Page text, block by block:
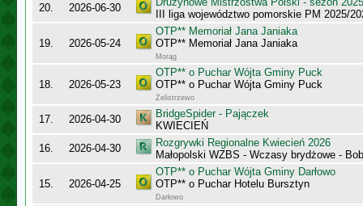
20. 2026-06-30
III liga województwo pomorskie PM 2025/
19. 2026-05-24
OTP** Memoriał Jana Janiaka
OTP** Memoriał Jana Janiaka
Morąg
18. 2026-05-23
OTP** o Puchar Wójta Gminy Puck
OTP** o Puchar Wójta Gminy Puck
Żelistrzewo
17. 2026-04-30
BridgeSpider - Pajączek
KWIECIEŃ
16.
2026-04-30
Rozgrywki Regionalne Kwiecień 2026
Małopolski WZBS - Wczasy brydżowe -
15. 2026-04-25
OTP** o Puchar Wójta Gminy Darłowo
OTP** o Puchar Hotelu Bursztyn
Darłowo